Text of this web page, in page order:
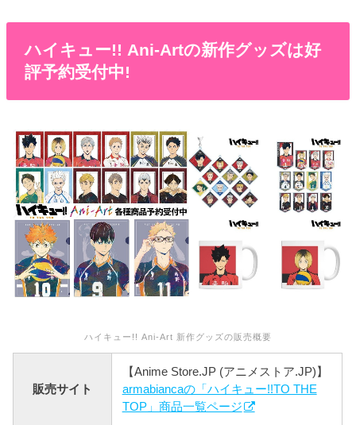
ハイキュー!! Ani-Artの新作グッズは好
評予約受付中!
ハイキュー!! Ani-Art 新作グッズの販売概要
販売サイト
【Anime Store.JP (アニメストア.JP)】
armabiancaの「ハイキュー!!TO THE
TOP」商品一覧ページ